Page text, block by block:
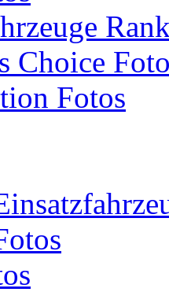
Choice
Fotos